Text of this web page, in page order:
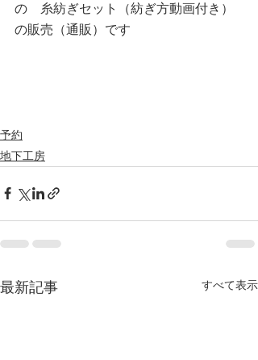
の　糸紡ぎセット（紡ぎ方動画付き）
の販売（通販）です
予約
地下工房
最新記事 すべて表示